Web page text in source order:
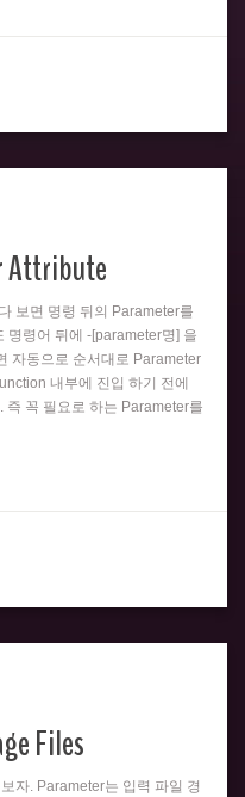
Attribute
보면 명령 뒤의 Parameter를
명령어 뒤에 -[parameter명] 을
자동으로 순서대로 Parameter
내부에 진입 하기 전에
즉 꼭 필요로 하는 Parameter를
Files
자. Parameter는 입력 파일 경